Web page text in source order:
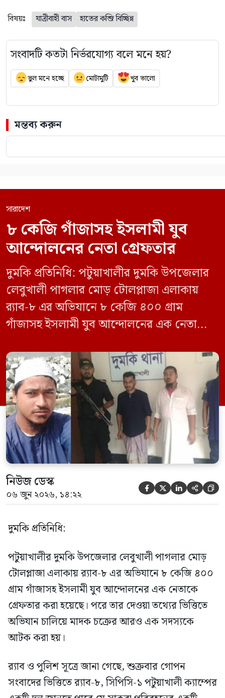
বিষয়ঃ যাত্রীবাহী বাস হাতের কব্জি বিচ্ছিন্ন
সংবাদটি কতটা নির্ভরযোগ্য বলে মনে হয়?
ভুল মনে হচ্ছে মোটামুটি খুব ভালো
মন্তব্য করুন
সারাদেশ
৮ কেজি গাঁজাসহ ইসলামী যুব
আন্দোলনের নেতা গ্রেফতার
দুমকি প্রতিনিধি: পটুয়াখালীর দুমকি উপজেলার
লেবুখালী পাগলার মোড় টোলপ্লাজা এলাকায়
র‍্যাব-৮ এর অভিযানে ৮ কেজি ৪০০ গ্রাম
গাঁজাসহ ইসলামী যুব আন্দোলনের এক নেতাকে
ভিত্তিতে অভিযান চালিয়ে মাদক চক্রের আরও
এক সদস্যকে আটক করা হয়। র‍্যাব ও পুলিশ
সূত্রে জানা গেছে, শুক্রবার গোপন সংবাদের
ভিত্তিতে র‍্যাব-৮, সিপিসি-১ পটুয়াখালী ক্যাম্পের
[…]
নিউজ ডেস্ক
০৬ জুন ২০২৬, ১৪:২২     
দুমকি প্রতিনিধি:
পটুয়াখালীর দুমকি উপজেলার লেবুখালী পাগলার মোড়
টোলপ্লাজা এলাকায় র‍্যাব-৮ এর অভিযানে ৮ কেজি ৪০০
গ্রাম গাঁজাসহ ইসলামী যুব আন্দোলনের এক নেতাকে
গ্রেফতার করা হয়েছে। পরে তার দেওয়া তথ্যের ভিত্তিতে
অভিযান চালিয়ে মাদক চক্রের আরও এক সদস্যকে
আটক করা হয়।
র‍্যাব ও পুলিশ সূত্রে জানা গেছে, শুক্রবার গোপন
সংবাদের ভিত্তিতে র‍্যাব-৮, সিপিসি-১ পটুয়াখালী ক্যাম্পের